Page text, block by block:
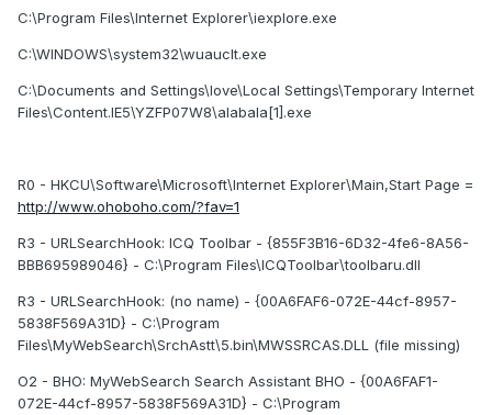
C:\Program Files\Internet Explorer\iexplore.exe
C:\WINDOWS\system32\wuauclt.exe
C:\Documents and Settings\love\Local Settings\Temporary Internet
Files\Content.IE5\YZFP07W8\alabala[1].exe
R0 - HKCU\Software\Microsoft\Internet Explorer\Main,Start Page =
http://www.ohoboho.com/?fav=1
R3 - URLSearchHook: ICQ Toolbar - {855F3B16-6D32-4fe6-8A56-
BBB695989046} - C:\Program Files\ICQToolbar\toolbaru.dll
R3 - URLSearchHook: (no name) - {00A6FAF6-072E-44cf-8957-
5838F569A31D} - C:\Program
Files\MyWebSearch\SrchAstt\5.bin\MWSSRCAS.DLL (file missing)
O2 - BHO: MyWebSearch Search Assistant BHO - {00A6FAF1-
072E-44cf-8957-5838F569A31D} - C:\Program